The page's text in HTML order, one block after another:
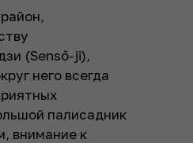
(Sensō-ji),
него всегда
палисадник
внимание к